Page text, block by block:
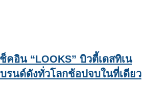
คอิน “LOOKS” บิวตี้เดสทิเน
รนด์ดังทั่วโลกช้อปจบในที่เดียว